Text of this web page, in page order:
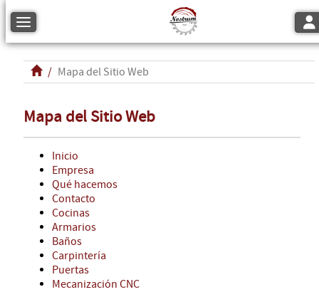
Toggle navigation
Mapa del Sitio Web
Mapa del Sitio Web
Inicio
Empresa
Qué hacemos
Contacto
Cocinas
Armarios
Baños
Carpintería
Puertas
Mecanización CNC